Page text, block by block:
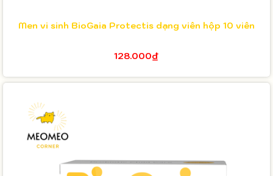
Men vi sinh BioGaia Protectis dạng viên hộp 10 viên
128.000₫